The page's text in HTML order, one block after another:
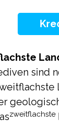
sind
zweitflachste